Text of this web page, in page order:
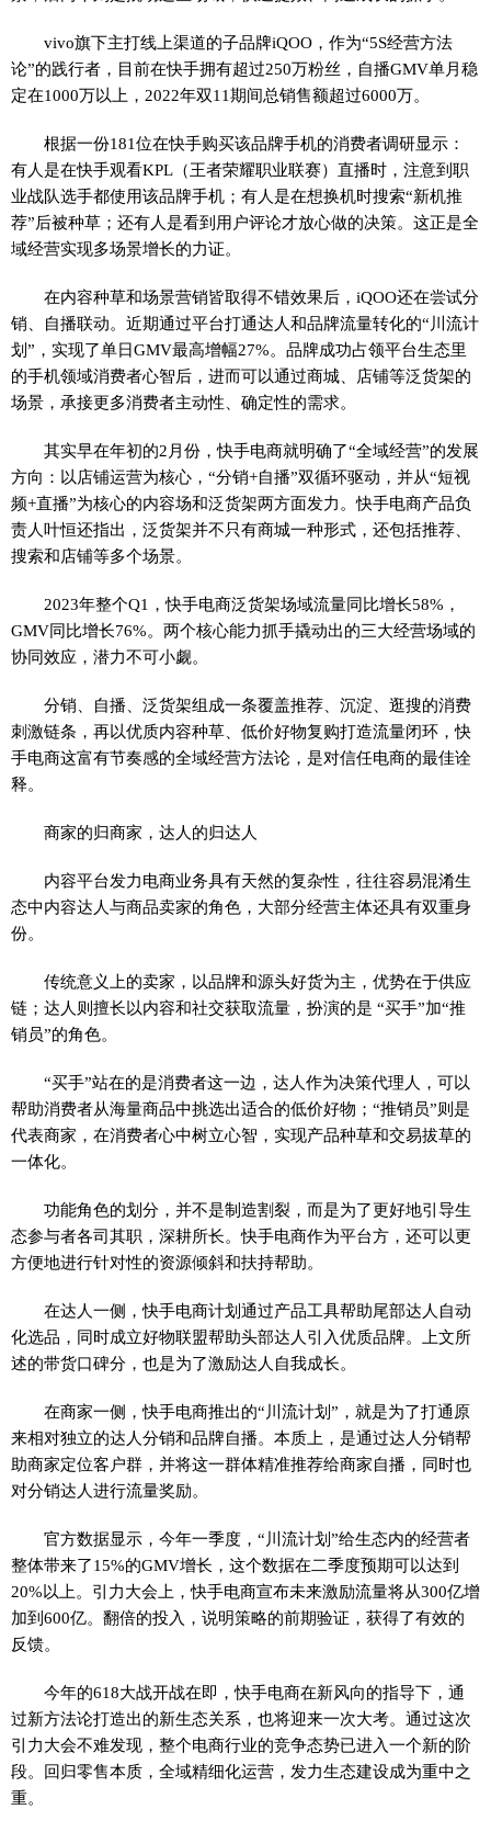
vivo旗下主打线上渠道的子品牌iQOO，作为“5S经营方法
论”的践行者，目前在快手拥有超过250万粉丝，自播GMV单月稳
定在1000万以上，2022年双11期间总销售额超过6000万。
根据一份181位在快手购买该品牌手机的消费者调研显示：
有人是在快手观看KPL（王者荣耀职业联赛）直播时，注意到职
业战队选手都使用该品牌手机；有人是在想换机时搜索“新机推
荐”后被种草；还有人是看到用户评论才放心做的决策。这正是全
域经营实现多场景增长的力证。
在内容种草和场景营销皆取得不错效果后，iQOO还在尝试分
销、自播联动。近期通过平台打通达人和品牌流量转化的“川流计
划”，实现了单日GMV最高增幅27%。品牌成功占领平台生态里
的手机领域消费者心智后，进而可以通过商城、店铺等泛货架的
场景，承接更多消费者主动性、确定性的需求。
其实早在年初的2月份，快手电商就明确了“全域经营”的发展
方向：以店铺运营为核心，“分销+自播”双循环驱动，并从“短视
频+直播”为核心的内容场和泛货架两方面发力。快手电商产品负
责人叶恒还指出，泛货架并不只有商城一种形式，还包括推荐、
搜索和店铺等多个场景。
2023年整个Q1，快手电商泛货架场域流量同比增长58%，
GMV同比增长76%。两个核心能力抓手撬动出的三大经营场域的
协同效应，潜力不可小觑。
分销、自播、泛货架组成一条覆盖推荐、沉淀、逛搜的消费
刺激链条，再以优质内容种草、低价好物复购打造流量闭环，快
手电商这富有节奏感的全域经营方法论，是对信任电商的最佳诠
释。
商家的归商家，达人的归达人
内容平台发力电商业务具有天然的复杂性，往往容易混淆生
态中内容达人与商品卖家的角色，大部分经营主体还具有双重身
份。
传统意义上的卖家，以品牌和源头好货为主，优势在于供应
链；达人则擅长以内容和社交获取流量，扮演的是 “买手”加“推
销员”的角色。
“买手”站在的是消费者这一边，达人作为决策代理人，可以
帮助消费者从海量商品中挑选出适合的低价好物；“推销员”则是
代表商家，在消费者心中树立心智，实现产品种草和交易拔草的
一体化。
功能角色的划分，并不是制造割裂，而是为了更好地引导生
态参与者各司其职，深耕所长。快手电商作为平台方，还可以更
方便地进行针对性的资源倾斜和扶持帮助。
在达人一侧，快手电商计划通过产品工具帮助尾部达人自动
化选品，同时成立好物联盟帮助头部达人引入优质品牌。上文所
述的带货口碑分，也是为了激励达人自我成长。
在商家一侧，快手电商推出的“川流计划”，就是为了打通原
来相对独立的达人分销和品牌自播。本质上，是通过达人分销帮
助商家定位客户群，并将这一群体精准推荐给商家自播，同时也
对分销达人进行流量奖励。
官方数据显示，今年一季度，“川流计划”给生态内的经营者
整体带来了15%的GMV增长，这个数据在二季度预期可以达到
20%以上。引力大会上，快手电商宣布未来激励流量将从300亿增
加到600亿。翻倍的投入，说明策略的前期验证，获得了有效的
反馈。
今年的618大战开战在即，快手电商在新风向的指导下，通
过新方法论打造出的新生态关系，也将迎来一次大考。通过这次
引力大会不难发现，整个电商行业的竞争态势已进入一个新的阶
段。回归零售本质，全域精细化运营，发力生态建设成为重中之
重。